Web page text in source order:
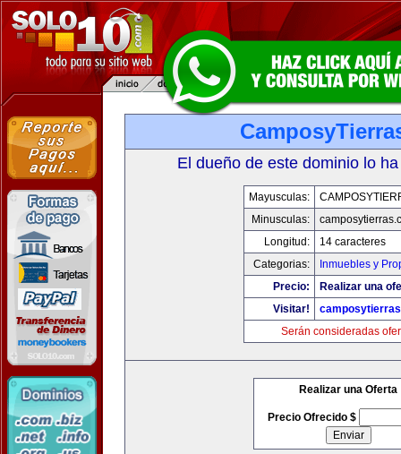
El dueño de este dominio lo
Mayusculas:
Minusculas:
Longitud:
14 caracteres
Categorias:
Inmuebles y
Precio:
Realizar una
Visitar!
Serán consideradas
Realizar una Oferta
Precio Ofrecido $